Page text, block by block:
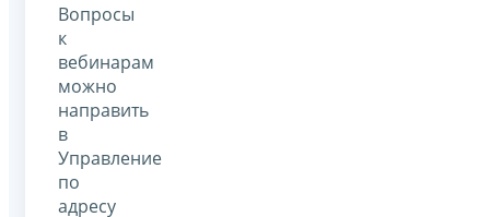
Вопросы
к
вебинарам
можно
направить
в
Управление
по
адресу